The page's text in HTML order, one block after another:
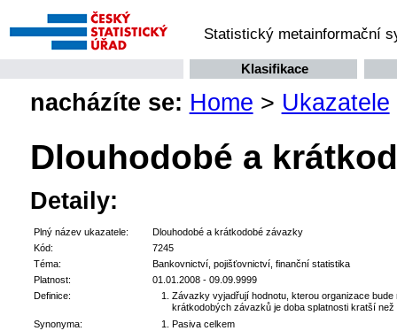
Statistický metainformační
Klasifikace
nacházíte se: Home > Ukazatele
Dlouhodobé a
Detaily:
Plný název ukazatele:
Dlouhodobé a krátkodobé závazky
Kód:
7245
Téma:
Bankovnictví, pojišťovnictví, finanční statistika
Platnost:
01.01.2008 - 09.09.9999
Definice:
Závazky vyjadřují hodnotu, kterou organizace
krátkodobých závazků je doba splatnosti kratší než
Synonyma:
Pasiva celkem